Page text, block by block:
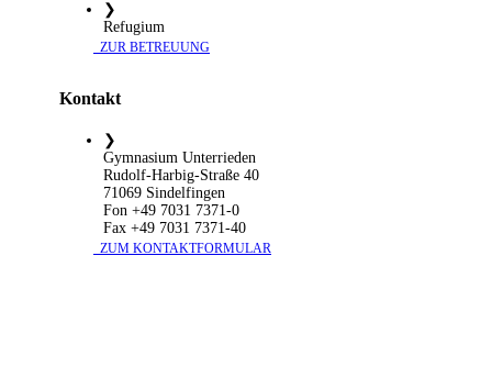
❯
Refugium
​ ZUR BETREUUNG
Kontakt
❯
Gymnasium Unterrieden
Rudolf-Harbig-Straße 40
71069 Sindelfingen
Fon +49 7031 7371-0
Fax +49 7031 7371-40
​ ZUM KONTAKTFORMULAR